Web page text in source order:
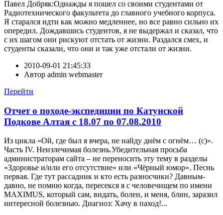
Павел Добряк:Однажды я пошел со своими студентами от
Радиотехнического факультета до главного учебного корпуса.
Я старался идти как можно медленнее, но все равно сильно их
опередил. Дождавшись студентов, я не выдержал и сказал, что
с их шагом они рискуют отстать от жизни. Раздался смех, и
студенты сказали, что они и так уже отстали от жизни.
2010-09-01 21:45:33
Автор admin webmaster
Перейти
Отчет о походе-экспедиции по Катунской
Подкове Алтая с 18.07 по 07.08.2010
Из цикла «Ой, где был я вчера, не найду днём с огнём… (с)».
Часть IV. Неизлечимая болезнь.Убедительная просьба
администраторам сайта – не переносить эту тему в разделы
«Здоровье и/или его отсутствие» или «Чёрный юмор». Песнь
первая. Где тут рассадник и кто есть разносчики? Давным-
давно, не помню когда, пересекся я с человечищем по имени
MAXIMUS, который сам, видать, болен, и меня, блин, заразил
интересной болезнью. Диагноз: Хачу в паход!...